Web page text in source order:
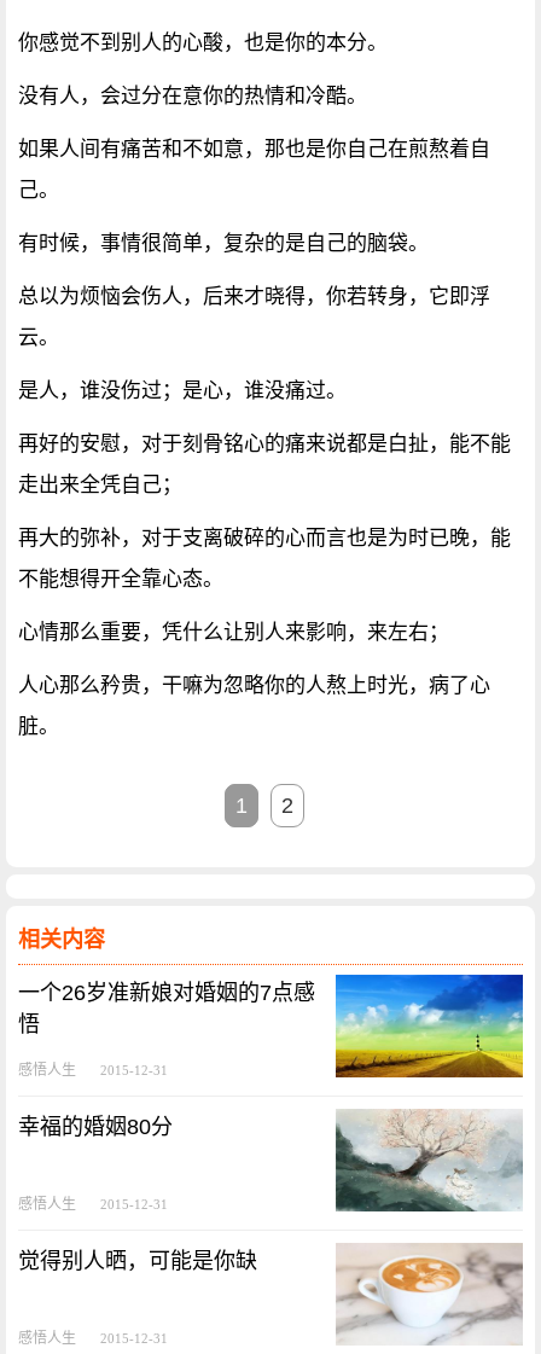
你感觉不到别人的心酸，也是你的本分。
没有人，会过分在意你的热情和冷酷。
如果人间有痛苦和不如意，那也是你自己在煎熬着自
己。
有时候，事情很简单，复杂的是自己的脑袋。
总以为烦恼会伤人，后来才晓得，你若转身，它即浮
云。
是人，谁没伤过；是心，谁没痛过。
再好的安慰，对于刻骨铭心的痛来说都是白扯，能不能
走出来全凭自己；
再大的弥补，对于支离破碎的心而言也是为时已晚，能
不能想得开全靠心态。
心情那么重要，凭什么让别人来影响，来左右；
人心那么矜贵，干嘛为忽略你的人熬上时光，病了心
脏。
1 2
相关内容
一个26岁准新娘对婚姻的7点感
悟
感悟人生 2015-12-31
幸福的婚姻80分
感悟人生 2015-12-31
觉得别人晒，可能是你缺
感悟人生 2015-12-31